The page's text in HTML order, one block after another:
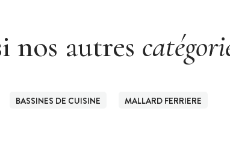
nos autres
BASSINES DE CUISINE MALLARD FERRIERE